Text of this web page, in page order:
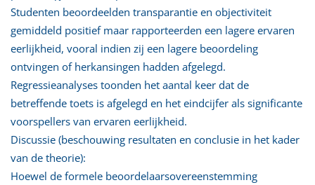
Studenten beoordeelden transparantie en objectiviteit
gemiddeld positief maar rapporteerden een lagere ervaren
eerlijkheid, vooral indien zij een lagere beoordeling
ontvingen of herkansingen hadden afgelegd.
Regressieanalyses toonden het aantal keer dat de
betreffende toets is afgelegd en het eindcijfer als significante
voorspellers van ervaren eerlijkheid.
Discussie (beschouwing resultaten en conclusie in het kader
van de theorie):
Hoewel de formele beoordelaarsovereenstemming